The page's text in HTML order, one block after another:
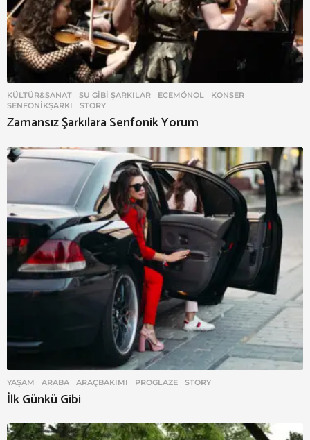
KÜLTÜR&SANAT ,SU GIBI ŞARKILAR ECEMÖNOL ,KONSER
SENFONIKŞARKI
,STORY
Zamansız Şarkılara Senfonik Yorum
YAŞAM ARABA ,ARAÇBAKIMI ,PROGLAZE ,STORY
İlk Günkü Gibi